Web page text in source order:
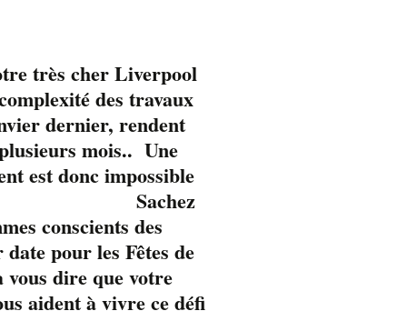
très cher Liverpool
des travaux
dernier, rendent
mois.. Une
est donc impossible
conscients des
pour les Fêtes de
vous dire que votre
aident à vivre ce défi